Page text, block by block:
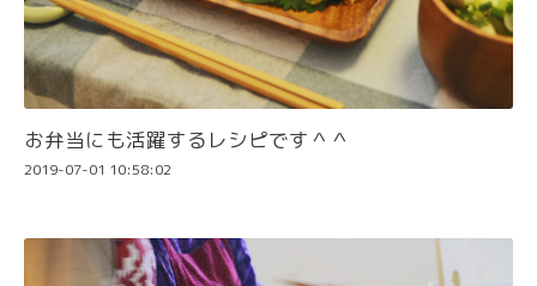
お弁当にも活躍するレシピです＾＾
2019-07-01 10:58:02